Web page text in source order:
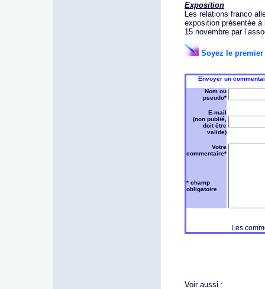
Exposition
Les relations franco
exposition présentée
15 novembre par
Soyez le
Envoyer un
Nom ou
pseudo*
E-mail
(non publié,
doit être
valide)
Votre
commentaire*
* champ
obligatoire
Les
Voir aussi :